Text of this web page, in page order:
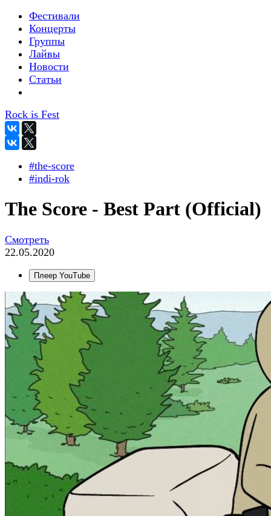
Фестивали
Концерты
Группы
Лайвы
Новости
Статьи
Rock is Fest
#the-score
#indi-rok
The Score - Best Part (Official)
Смотреть
22.05.2020
Плеер YouTube